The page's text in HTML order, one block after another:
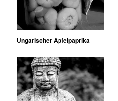
Ungarischer Apfelpaprika